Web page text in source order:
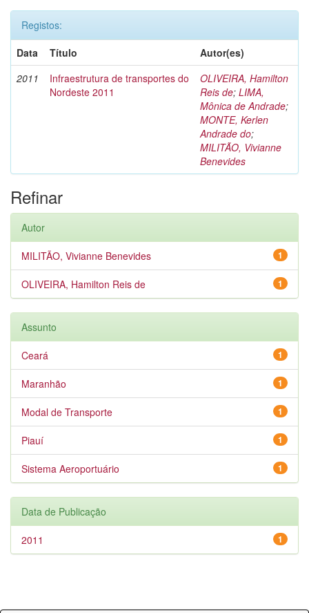
Registos:
Data
Título
Autor(es)
2011
Infraestrutura de transportes do
Nordeste 2011
OLIVEIRA, Hamilton
Reis de; LIMA,
Mônica de Andrade;
MONTE, Kerlen
Andrade do;
MILITÃO, Vivianne
Benevides
Refinar
Autor
1
MILITÃO, Vivianne Benevides
1
OLIVEIRA, Hamilton Reis de
Assunto
1
Ceará
1
Maranhão
1
Modal de Transporte
1
Piauí
1
Sistema Aeroportuário
Data de Publicação
1
2011